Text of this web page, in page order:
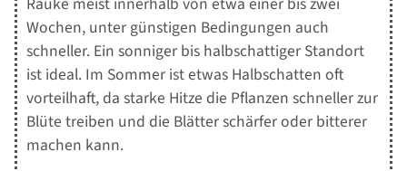
Wochen, unter günstigen Bedingungen auch
schneller. Ein sonniger bis halbschattiger Standort
ist ideal. Im Sommer ist etwas Halbschatten oft
vorteilhaft, da starke Hitze die Pflanzen schneller zur
Blüte treiben und die Blätter schärfer oder bitterer
machen kann.